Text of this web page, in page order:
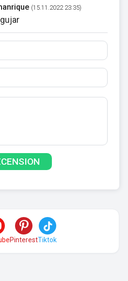
(15.11.2022 23:35)
är inte tillåtna.
PinterestTiktok